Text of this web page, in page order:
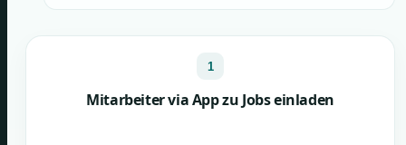
1
Mitarbeiter via App zu Jobs einladen